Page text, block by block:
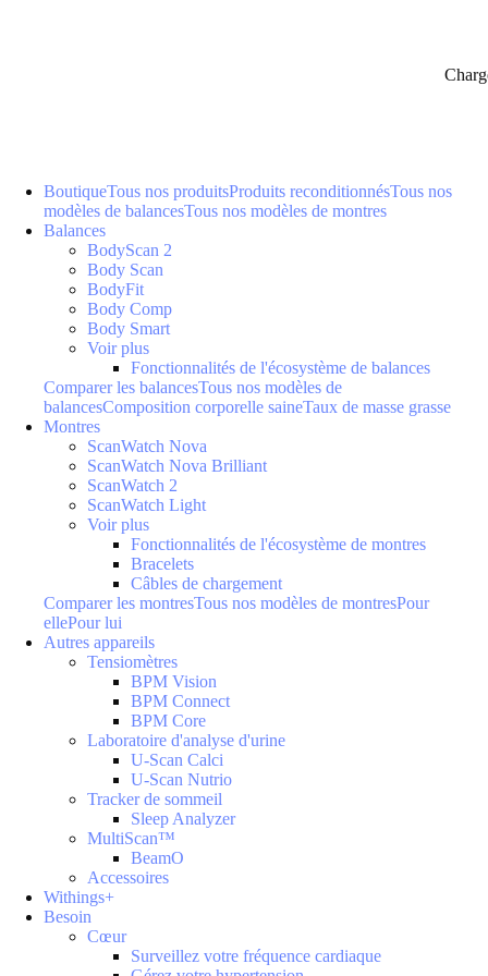
BoutiqueTous nos produitsProduits reconditionnésTous nos
modèles de balancesTous nos modèles de montres
Balances
BodyScan 2
Body Scan
BodyFit
Body Comp
Body Smart
Voir plus
Fonctionnalités de l'écosystème de balances
Comparer les balancesTous nos modèles de
balancesComposition corporelle saineTaux de masse grasse
Montres
ScanWatch Nova
ScanWatch Nova Brilliant
ScanWatch 2
ScanWatch Light
Voir plus
Fonctionnalités de l'écosystème de montres
Bracelets
Câbles de chargement
Comparer les montresTous nos modèles de montresPour
ellePour lui
Autres appareils
Tensiomètres
BPM Vision
BPM Connect
BPM Core
Laboratoire d'analyse d'urine
U-Scan Calci
U-Scan Nutrio
Tracker de sommeil
Sleep Analyzer
MultiScan™
BeamO
Accessoires
Withings+
Besoin
Cœur
Surveillez votre fréquence cardiaque